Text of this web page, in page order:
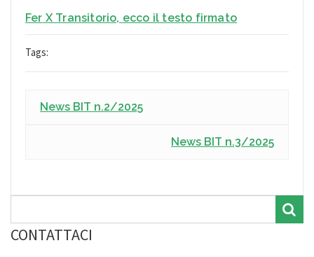
Fer X Transitorio, ecco il testo firmato
Tags:
News BIT n.2/2025
News BIT n.3/2025
CONTATTACI